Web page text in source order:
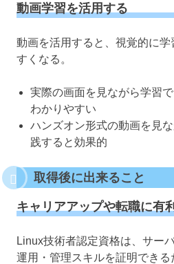
動画学習を活用する
動画を活用すると、視覚的に
すくなる。
実際の画面を見ながら学習
わかりやすい
ハンズオン形式の動画を見
践すると効果的
取得後に出来ること
キャリアアップや転職に有利
Linux技術者認定資格は、サー
運用・管理スキルを証明でき